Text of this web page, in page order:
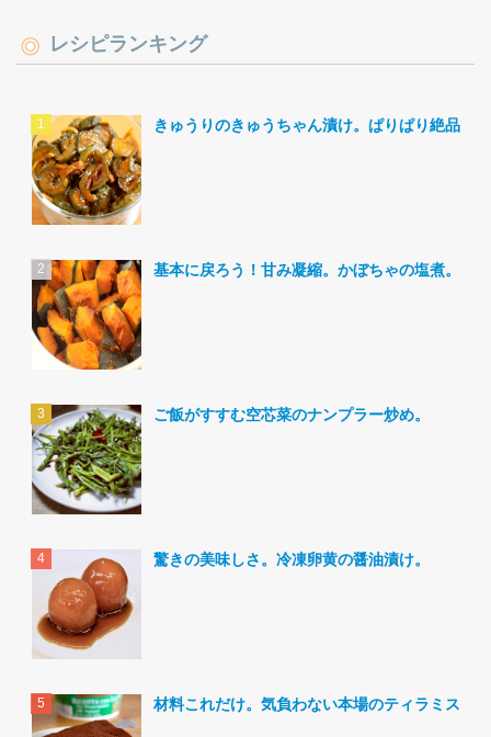
レシピランキング
きゅうりのきゅうちゃん漬け。ぱりぱり絶品。
基本に戻ろう！甘み凝縮。かぼちゃの塩煮。
ご飯がすすむ空芯菜のナンプラー炒め。
驚きの美味しさ。冷凍卵黄の醤油漬け。
材料これだけ。気負わない本場のティラミス。